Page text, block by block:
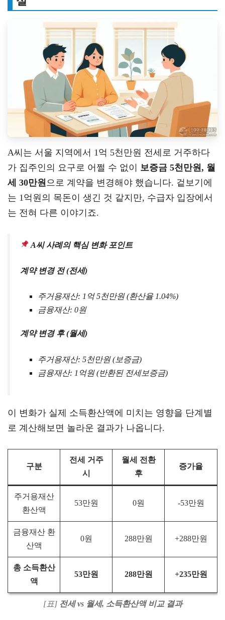
A씨는 서울 지역에서 1억 5천만원 전세로 거주하다
가 집주인의 요구로 어쩔 수 없이 보증금 5천만원, 월
세 30만원 으로 계약을 변경해야 했습니다. 겉보기에
는 1억원의 목돈이 생긴 것 같지만, 수급자 입장에서
는 전혀 다른 이야기죠.
A씨 사례의 핵심 변화 포인트
계약 변경 전 (전세)
주거용재산: 1억 5천만원 (환산율 1.04%)
금융재산: 0원
계약 변경 후 (월세)
주거용재산: 5천만원 (보증금)
금융재산: 1억원 (반환된 전세보증금)
이 변화가 실제 소득환산액에 미치는 영향을 단계별
로 계산해보면 놀라운 결과가 나옵니다.
구분
전세 거주
시
월세 전환
후
증가율
주거용재산
환산액
53만원 0원 -53만원
금융재산 환
산액
0원 288만원 +288만원
총 소득환산
액
53만원 288만원 +235만원
[표] 전세 vs 월세, 소득환산액 비교 결과